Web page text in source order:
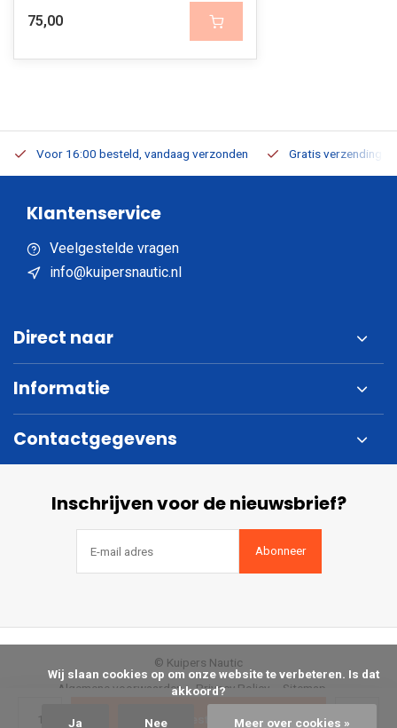
Bestellen
75,00
Voor 16:00 besteld, vandaag verzonden Gratis verzending
Klantenservice
Veelgestelde vragen
info@kuipersnautic.nl
Direct naar
Informatie
Contactgegevens
Inschrijven voor de nieuwsbrief?
Abonneer
Algemene voorwaarden Privacy Policy Sitemap
© Kuipers Nautic
akkoord?
Ja Nee Meer over cookies »